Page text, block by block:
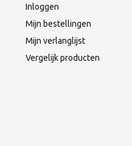
Inloggen
Mijn bestellingen
Mijn verlanglijst
Vergelijk producten